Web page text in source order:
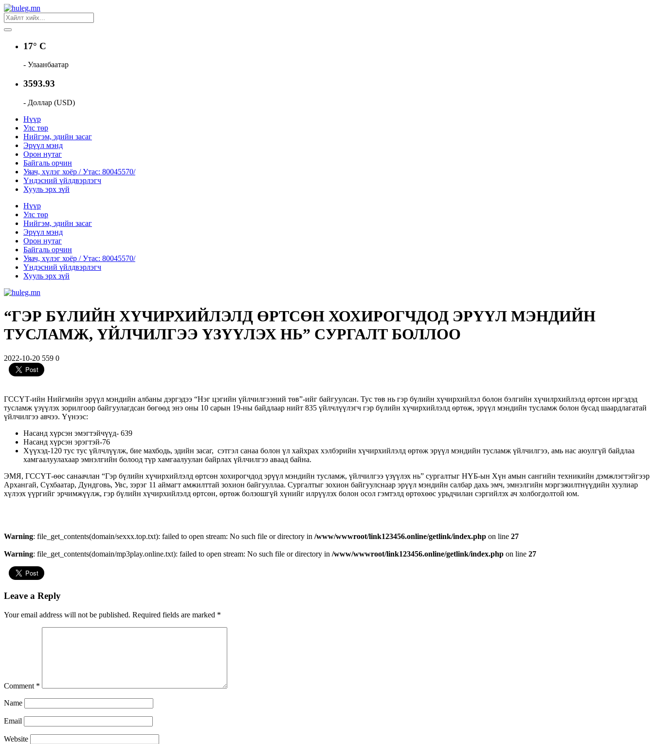
17° C
- Улаанбаатар
3593.93
- Доллар (USD)
Нүүр
Улс төр
Нийгэм, эдийн засаг
Эрүүл мэнд
Орон нутаг
Байгаль орчин
Уяач, хүлэг хоёр / Утас: 80045570/
Үндэсний үйлдвэрлэгч
Хууль эрх зүй
Нүүр
Улс төр
Нийгэм, эдийн засаг
Эрүүл мэнд
Орон нутаг
Байгаль орчин
Уяач, хүлэг хоёр / Утас: 80045570/
Үндэсний үйлдвэрлэгч
Хууль эрх зүй
“ГЭР БҮЛИЙН ХҮЧИРХИЙЛЭЛД ӨРТСӨН ХОХИРОГЧДОД ЭРҮҮЛ МЭНДИЙН
ТУСЛАМЖ, ҮЙЛЧИЛГЭЭ ҮЗҮҮЛЭХ НЬ” СУРГАЛТ БОЛЛОО
2022-10-20 559 0
ГССҮТ-ийн Нийгмийн эрүүл мэндийн албаны дэргэдээ “Нэг цэгийн үйлчилгээний төв”-ийг байгуулсан. Тус төв нь гэр бүлийн хүчирхийлэл болон бэлгийн хүчилрхийлэлд өртсөн иргэдэд
тусламж үзүүлэх зорилгоор байгуулагдсан бөгөөд энэ оны 10 сарын 19-ны байдлаар нийт 835 үйлчлүүлэгч гэр бүлийн хүчирхийлэлд өртөж, эрүүл мэндийн тусламж болон бусад шаардлагатай
үйлчилгээ авчээ. Үүнээс:
Насанд хүрсэн эмэгтэйчүүд- 639
Насанд хүрсэн эрэгтэй-76
Хүүхэд-120 тус тус үйлчлүүлж, бие махбодь, эдийн засаг, сэтгэл санаа болон үл хайхрах хэлбэрийн хүчирхийлэлд өртөж эрүүл мэндийн тусламж үйлчилгээ, амь нас аюулгүй байдлаа
хамгаалуулахаар эмнэлгийн болоод түр хамгаалуулан байрлах үйлчилгээ аваад байна.
ЭМЯ, ГССҮТ-өөс санаачлан “Гэр бүлийн хүчирхийлэлд өртсөн хохирогчдод эрүүл мэндийн тусламж, үйлчилгээ үзүүлэх нь” сургалтыг НҮБ-ын Хүн амын сангийн техникийн дэмжлэгтэйгээр
Архангай, Сүхбаатар, Дундговь, Увс, зэрэг 11 аймагт амжилттай зохион байгууллаа. Сургалтыг зохион байгуулснаар эрүүл мэндийн салбар дахь эмч, эмнэлгийн мэргэжилтнүүдийн хуулиар
хүлээх үүргийг эрчимжүүлж, гэр бүлийн хүчирхийлэлд өртсөн, өртөж болзошгүй хүнийг илрүүлэх болон осол гэмтэлд өртөхөөс урьдчилан сэргийлэх ач холбогдолтой юм.
Warning: file_get_contents(domain/sexxx.top.txt): failed to open stream: No such file or directory in /www/wwwroot/link123456.online/getlink/index.php on line 27
Warning: file_get_contents(domain/mp3play.online.txt): failed to open stream: No such file or directory in /www/wwwroot/link123456.online/getlink/index.php on line 27
Leave a Reply
Your email address will not be published. Required fields are marked *
Comment *
Name
Email
Website